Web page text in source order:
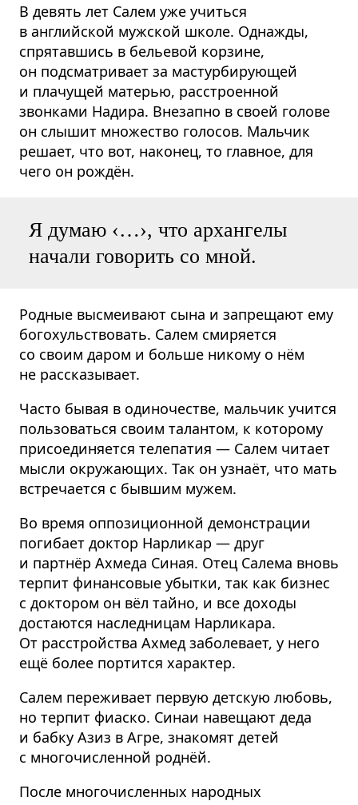
В девять лет Салем уже учиться
в английской мужской школе. Однажды,
спрятавшись в бельевой корзине,
он подсматривает за мастурбирующей
и плачущей матерью, расстроенной
звонками Надира. Внезапно в своей голове
он слышит множество голосов. Мальчик
решает, что вот, наконец, то главное, для
чего он рождён.
Я думаю ‹…›, что архангелы
начали говорить со мной.
Родные высмеивают сына и запрещают ему
богохульствовать. Салем смиряется
со своим даром и больше никому о нём
не рассказывает.
Часто бывая в одиночестве, мальчик учится
пользоваться своим талантом, к которому
присоединяется телепатия — Салем читает
мысли окружающих. Так он узнаёт, что мать
встречается с бывшим мужем.
Во время оппозиционной демонстрации
погибает доктор Нарликар — друг
и партнёр Ахмеда Синая. Отец Салема вновь
терпит финансовые убытки, так как бизнес
с доктором он вёл тайно, и все доходы
достаются наследницам Нарликара.
От расстройства Ахмед заболевает, у него
ещё более портится характер.
Салем переживает первую детскую любовь,
но терпит фиаско. Синаи навещают деда
и бабку Азиз в Агре, знакомят детей
с многочисленной роднёй.
После многочисленных народных